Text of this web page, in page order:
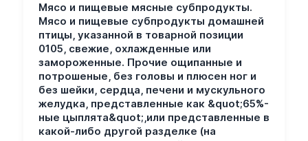
Мясо и пищевые мясные субпродукты.
Мясо и пищевые субпродукты домашней
птицы, указанной в товарной позиции
0105, свежие, охлажденные или
замороженные. Прочие ощипанные и
потрошеные, без головы и плюсен ног и
без шейки, сердца, печени и мускульного
желудка, представленные как &quot;65%-
ные цыплята&quot;,или представленные в
какой-либо другой разделке (на